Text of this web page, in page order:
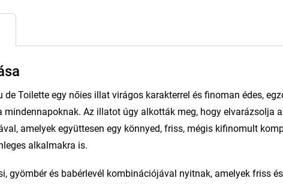
de Toilette egy nőies illat virágos karakterrel és finoman édes,
Az illatot úgy alkották meg, hogy elvarázsolja
amelyek együttesen egy könnyed, friss, mégis kifinomult
alkalmakra is.
gyömbér és babérlevél kombinációjával nyitnak, amelyek friss